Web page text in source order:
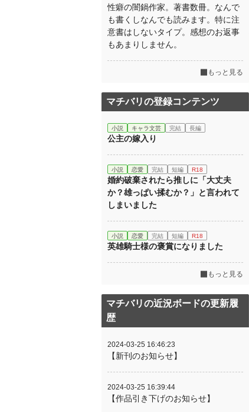
性癖の闇鍋作家。著書数冊。なんで
も書くしなんでも読みます。特に注
意書はしないタイプ。感想のお返事
もあまりしません。
もっと見る
マチバリの登録コンテンツ
小説 キャラ文芸 完結 長編
公主の嫁入り
小説 恋愛 完結 短編 R18
婚約破棄されたら推しに「大丈夫
か？雄っぱい揉むか？」と言われて
しまいました
小説 恋愛 完結 短編 R18
英雄騎士様の褒賞になりました
もっと見る
マチバリの近況ボードの更新履
歴
2024-03-25 16:46:23
【新刊のお知らせ】
2024-03-25 16:39:44
【作品引き下げのお知らせ】